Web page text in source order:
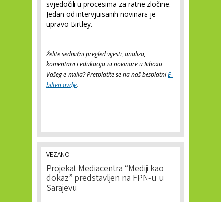
svjedočili u procesima za ratne zločine.
Jedan od intervjuisanih novinara je
upravo Birtley.
Želite sedmični pregled vijesti, analiza,
komentara i edukacija za novinare u Inboxu
Vašeg e-maila? Pretplatite se na naš besplatniE-
bilten ovdje.
VEZANO
Projekat Mediacentra “Mediji kao
dokaz” predstavljen na FPN-u u
Sarajevu